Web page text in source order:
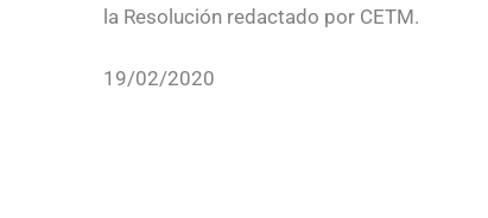
la Resolución redactado por CETM.
19/02/2020